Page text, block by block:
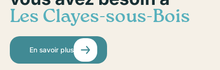
Les Clayes-sous-Bois
En savoir plus